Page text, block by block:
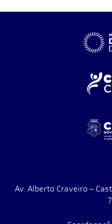
Av. Alberto Craveiro –